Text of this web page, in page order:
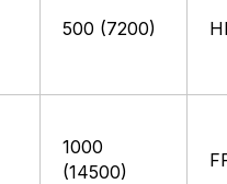
500 (7200)
1000
(14500)